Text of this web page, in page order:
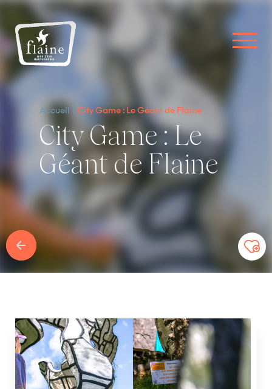
Accueil City Game : Le Géant de Flaine
City Game : Le
Géant de Flaine